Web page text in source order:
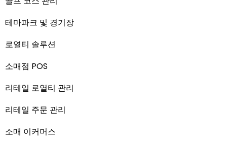
테마파크 및 경기장
로열티 솔루션
소매점 POS
리테일 로열티 관리
리테일 주문 관리
소매 이커머스